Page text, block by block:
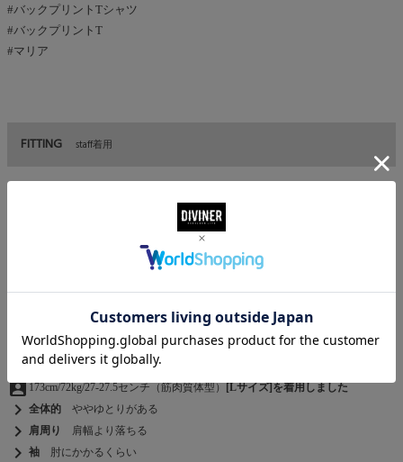
#バックプリントTシャツ
#バックプリントT
#マリア
FITTING staff着用
165cm/60kg/26.5センチ（小柄・筋肉質）
肩幅より落ちる
chevron_right
他コメント全体的にゆとりがあったので、オーバーサイズとして着用出来
ました。
assignment_ind173cm/72kg/27-27.5センチ（筋肉質体型）[Lサイズ]を着用しました
chevron_right 全体的 ややゆとりがある
chevron_right 肩周り 肩幅より落ちる
chevron_right 袖 肘にかかるくらい